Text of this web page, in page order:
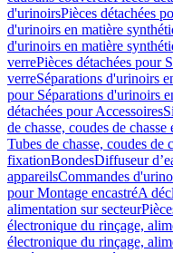
d'urinoirsPièces détachées
d'urinoirs en matière
d'urinoirs en matière
verrePièces détachées pour
verreSéparations d'urinoirs
pour Séparations d'urinoirs
détachées pour Accessoires
de chasse, coudes de
Tubes de chasse, coudes de
fixationBondesDiffuseur
appareilsCommandes
pour Montage encastréA
alimentation sur secteur
électronique du rinçage,
électronique du rinçage,